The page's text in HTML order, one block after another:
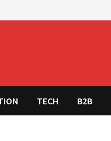
TECH B2B